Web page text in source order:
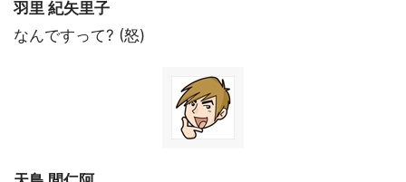
羽里 紀矢里子
なんですって? (怒)